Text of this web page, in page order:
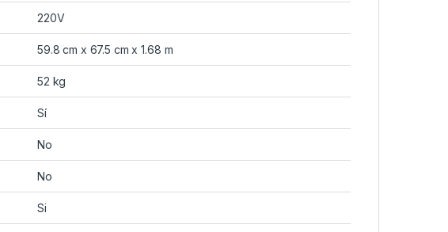
220V
59.8 cm x 67.5 cm x 1.68 m
52 kg
Sí
No
No
Si